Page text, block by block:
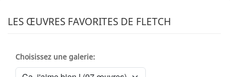
LES ŒUVRES FAVORITES DE FLETCH
Choisissez une galerie: